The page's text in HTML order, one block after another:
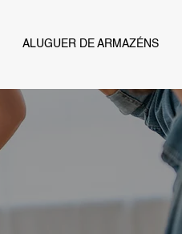
ALUGUER DE ARMAZÉNS